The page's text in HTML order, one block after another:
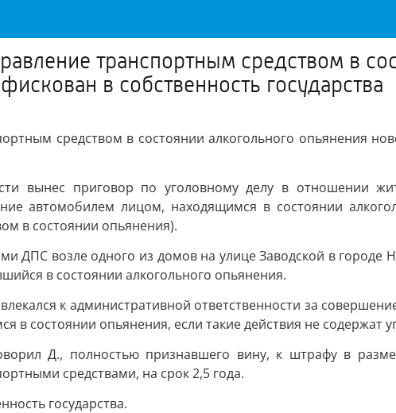
транспортным средством в
в собственность государства
средством в состоянии алкогольного опьянения
вынес приговор по уголовному делу в отношении
автомобилем лицом, находящимся в состоянии
в состоянии опьянения).
ДПС возле одного из домов на улице Заводской в
в состоянии алкогольного опьянения.
к административной ответственности за
в состоянии опьянения, если такие действия не содержат
Д., полностью признавшего вину, к штрафу в
средствами, на срок 2,5 года.
государства.